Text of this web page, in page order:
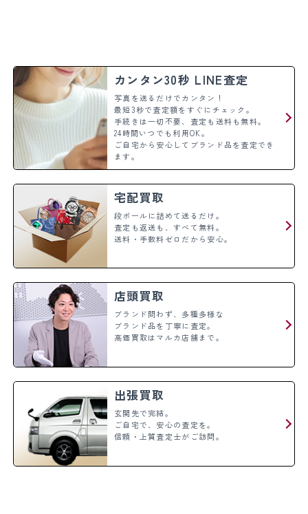
カンタン30秒 LINE査定
写真を送るだけでカンタン！
最短3秒で査定額をすぐにチェック。
手続きは一切不要、査定も送料も無料。
24時間いつでも利用OK。
ご自宅から安心してブランド品を査定でき
ます。
宅配買取
段ボールに詰めて送るだけ。
査定も返送も、すべて無料。
送料・手数料ゼロだから安心。
店頭買取
ブランド問わず、多種多様な
ブランド品を丁寧に査定。
高価買取はマルカ店舗まで。
出張買取
玄関先で完結。
ご自宅で、安心の査定を。
信頼・上質査定士がご訪問。